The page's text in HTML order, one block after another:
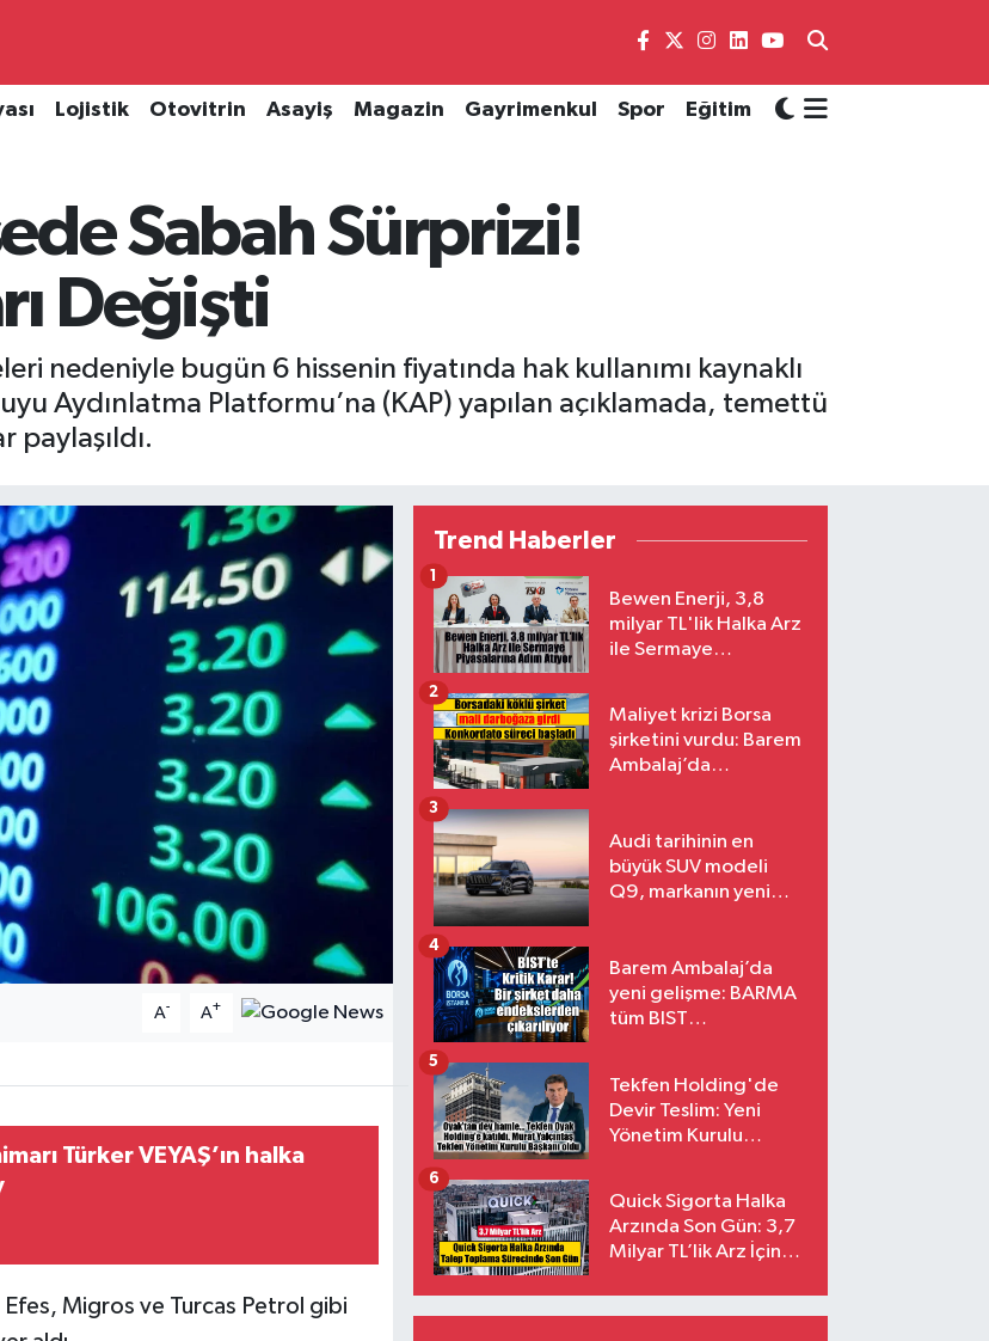
Lojistik Otovitrin Asayiş Magazin Gayrimenkul Spor Eğitim
Sabah Sürprizi!
Değişti
nedeniyle bugün 6 hissenin fiyatında hak kullanımı kaynaklı
Aydınlatma Platformu’na (KAP) yapılan açıklamada, temettü
paylaşıldı.
A- A+
Türker VEYAŞ’ın halka
Efes, Migros ve Turcas Petrol gibi
Trend Haberler
Bewen Enerji, 3,8
milyar TL'lik Halka Arz
ile Sermaye
1
Maliyet krizi Borsa
şirketini vurdu: Barem
Ambalaj’da
2
Audi tarihinin en
büyük SUV modeli
Q9, markanın yeni
3
Barem Ambalaj’da
yeni gelişme: BARMA
tüm BIST
4
Tekfen Holding'de
Devir Teslim: Yeni
Yönetim Kurulu
5
Quick Sigorta Halka
Arzında Son Gün: 3,7
Milyar TL’lik Arz İçin
Eriyor
6